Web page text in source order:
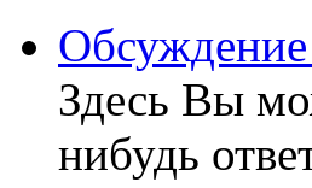
Здесь Вы
нибудь